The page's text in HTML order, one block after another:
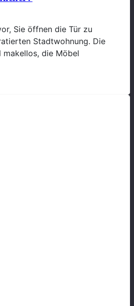
Sie öffnen die Tür zu
Stadtwohnung. Die
makellos, die Möbel